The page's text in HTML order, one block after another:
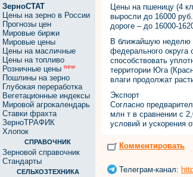
ЗерноСТАТ
Цены на зерно в России
Прогнозы цен
Мировые биржи
Мировые цены
Цены на масличные
Цены на топливо
Розничные цены new
Пошлины на зерно
Глубокая переработка
Вегетационные индексы
Мировой агрокалендарь
Ставки фрахта
ЗерноТРАФИК
Хлопок
СПРАВОЧНИК
Зерновой справочник
Стандарты
СЕЛЬХОЗТЕХНИКА
Цены на пшеницу (4
выросли до 16000
дороге – до 16000-
В ближайшую неделю
федерального
способствовать
территории Юга
влаги продолжат
Экспорт
Согласно
млн т в сравнении с
условий и ускорения
Комментировать
Телеграм-канал: